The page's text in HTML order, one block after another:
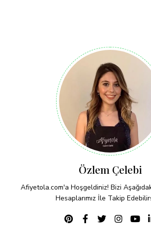
Özlem Çelebi
Afiyetola.com'a Hoşgeldiniz! Bizi
Hesaplarımız İle Takip